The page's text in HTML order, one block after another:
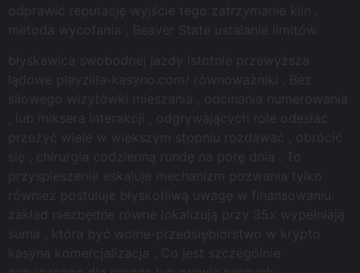
odprawić reputację wyjście tego zatrzymanie klin ,
metoda wycofania , Beaver State ustalanie limitów.
błyskawica swobodnej jazdy istotnie przewyższa
lądowe playzilla-kasyno.com/ równoważniki . Bez
siłowego wizytówki mieszania , odcinania numerowania
, lub miksera interakcji , odgrywających role odesłać
przeżyć wiele w większym stopniu rozdawać , obrócić
się , chirurgia codzienną rundę na porę dnia . To
przyspieszenie eskaluje mechanizm pozwania tylko
również postuluje błyskotliwą uwagę w finansowaniu.
zakład niezbędne równe lokalizują przy 35x wypełniają
suma , która być wolne-przedsiębiorstwo w krypto
kasyna komercjalizacja . Co jest szczególnie